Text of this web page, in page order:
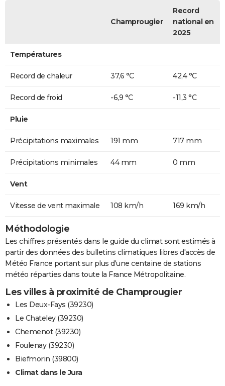
Champrougier
Record
national en
2025
Températures
Record de chaleur 37,6 °C 42,4 °C
Record de froid -6,9 °C -11,3 °C
Pluie
Précipitations maximales 191 mm 717 mm
Précipitations minimales 44 mm 0 mm
Vent
Vitesse de vent maximale 108 km/h 169 km/h
Méthodologie
Les chiffres présentés dans le guide du climat sont estimés à
partir des données des bulletins climatiques libres d'accès de
Météo France portant sur plus d'une centaine de stations
météo réparties dans toute la France Métropolitaine.
Les villes à proximité de Champrougier
Les Deux-Fays (39230)
Le Chateley (39230)
Chemenot (39230)
Foulenay (39230)
Biefmorin (39800)
Climat dans le Jura